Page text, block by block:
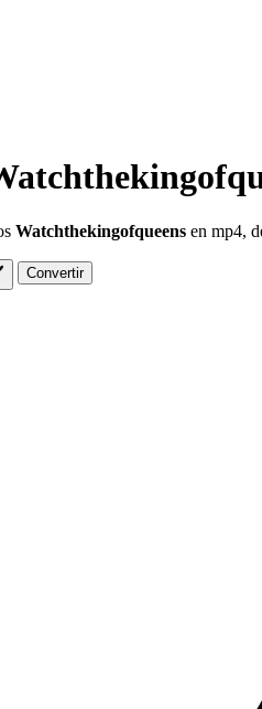
Watchthekingofqueens en mp4,